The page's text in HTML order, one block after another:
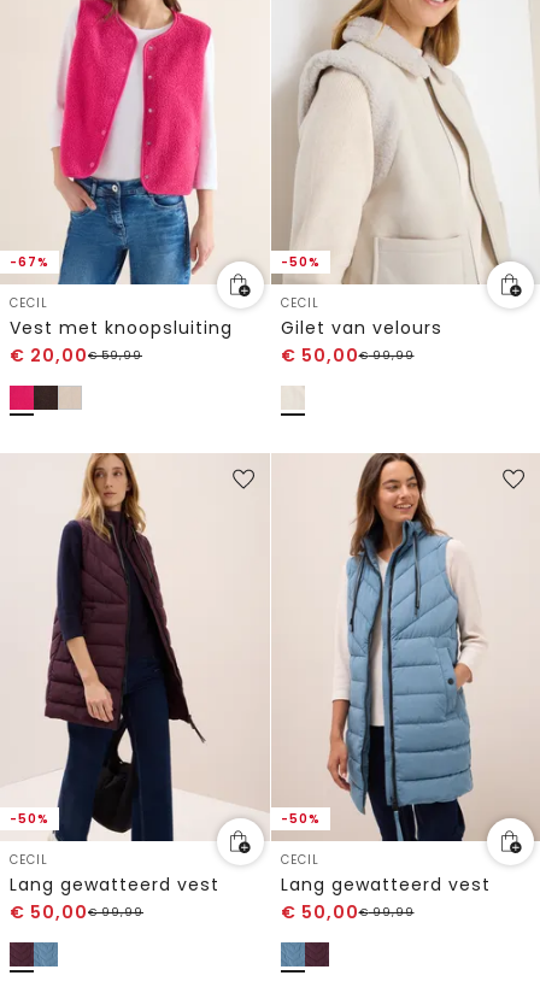
-67%
CECIL
Vest met knoopsluiting
€ 20,00€59,99
-50%
CECIL
Gilet van velours
€ 50,00€99,99
-50%
CECIL
Lang gewatteerd vest
€ 50,00€99,99
-50%
CECIL
Lang gewatteerd vest
€ 50,00€99,99